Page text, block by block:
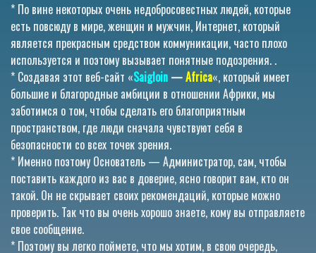
* По вине некоторых очень недобросовестных людей, которые
есть повсюду в мире, женщин и мужчин, Интернет, который
является прекрасным средством коммуникации, часто плохо
используется и поэтому вызывает понятные подозрения. .
* Создавая этот веб-сайт «Saigloin —Africa«, который имеет
большие и благородные амбиции в отношении Африки, мы
заботимся о том, чтобы сделать его благоприятным
пространством, где люди сначала чувствуют себя в
безопасности со всех точек зрения.
* Именно поэтому Основатель — Администратор, сам, чтобы
поставить каждого из вас в доверие, ясно говорит вам, кто он
такой. Он не скрывает своих рекомендаций, которые можно
проверить. Так что вы очень хорошо знаете, кому вы отправляете
свое сообщение.
* Поэтому вы легко поймете, что мы хотим, в свою очередь,